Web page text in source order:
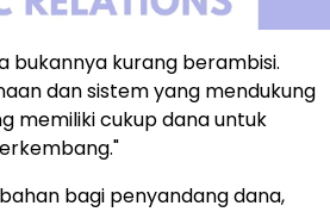
bukannya kurang berambisi.
dan sistem yang mendukung
memiliki cukup dana untuk
bagi penyandang dana,